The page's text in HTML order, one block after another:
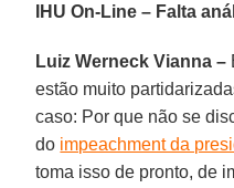
IHU On-Line – Falta
Luiz Werneck Vianna –
estão muito
caso: Por que não se
do impeachment da
toma isso de pronto, de